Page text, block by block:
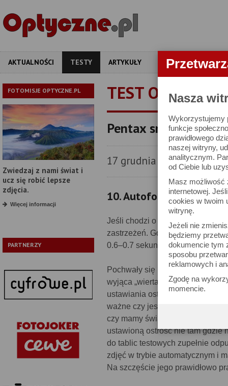
Nasza
Wykorzystujemy
funkcje
prawidłowego
naszej witryny,
analitycznym.
od Ciebie lub
Masz możliwość
internetowej.
cookies w twoim
witrynę.
Jeżeli nie
będziemy
dokumencie tym
sposobu
reklamowych i
Zgodę na
momencie.
AKTUALNOŚCI TESTY ARTYKUŁY APARATY
FOTOMISJE OPTYCZNE.PL
Zwiedzaj z nami świat i
ucz się robić lepsze
zdjęcia.
Więcej informacji
PARTNERZY
TEST
Pentax smc DA 50
17 grudnia 2012
10. Autofokus
Jeśli chodzi o szybkość pracy
zastrzeżeń. Gdy weźmiemy pod
0.6–0.7 sekundy należy zaliczyć
Pochwały się na tym w
wyjąca „wiertarka”, od której
ustawiania ostrości w tym
ważne czy jest jasno czy
czy mamy światło dzienne czy
ustawioną ostrość nie tam gdzie
do tablic testowych zupełnie
zdjęć w trybie automatycznym i
Na szczęście jego prawidłowo